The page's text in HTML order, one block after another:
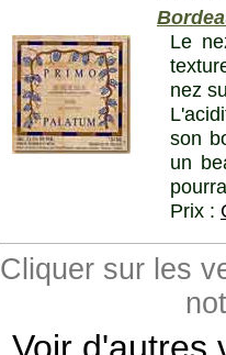
Le
nez
son
un
Prix :
Cliquer sur les